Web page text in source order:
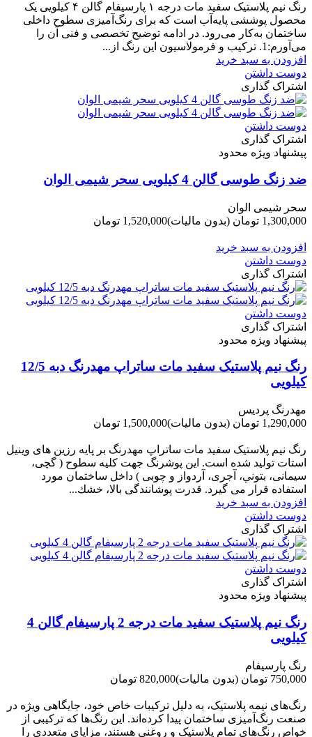
رنگ نیم‌ پلاستیک سفید مات درجه ۱ پارسیفام گالن ۴ کیلویی یک
محصول پوششی پایه‌آب است که برای رنگ‌آمیزی سطوح داخلی
ساختمان به‌کار می‌رود. در ادامه توضیح تخصصی و فنی آن را
می‌آورم:1. ترکیب و فرمولاسیون این رنگ از...
افزودن به سبد خرید
دوست داشتن
اشتراک گذاری
دوست داشتن
اشتراک گذاری
پیشنهاد ویژه محدود
ضد زنگ طوسی گالن 4 کیلویی سحر شیمی الوان
سحر شیمی الوان
1,300,000 تومان
(بدون مالیات)1,520,000 تومان
افزودن به سبد خرید
دوست داشتن
اشتراک گذاری
دوست داشتن
اشتراک گذاری
پیشنهاد ویژه محدود
رنگ نیم پلاستیک سفید مات ساتراپ مهدرنگ دبه 12/5
کیلویی
مهدرنگ پردیس
1,290,000 تومان
(بدون مالیات)1,500,000 تومان
رنگ نیم پلاستیک سفید مات ساتراپ مهدرنگ بر پایه رزین های وینیل
استات تولید شده است. این پوشرنگ جهت کلیه سطوح ( گچی،
سیمانی، بتوني، آجری، آردواز و چوبی ) داخل ساختمان مورد
استفاده قرار می گیرد. قدرت پوشانندگی بالا، خشك...
افزودن به سبد خرید
دوست داشتن
اشتراک گذاری
دوست داشتن
اشتراک گذاری
پیشنهاد ویژه محدود
رنگ نیم پلاستیک سفید مات درجه 2 پارسیفام گالن 4
کیلویی
رنگ پارسیفام
750,000 تومان
(بدون مالیات)820,000 تومان
رنگ‌های نیمه پلاستیک، به دلیل ترکیبات خاص خود، جایگاهی ویژه در
صنعت رنگ‌آمیزی ساختمان پیدا کرده‌اند. این رنگ‌ها که ترکیبی از
خواص رنگ‌های تمام پلاستیک و روغنی هستند، مزایای متعددی را